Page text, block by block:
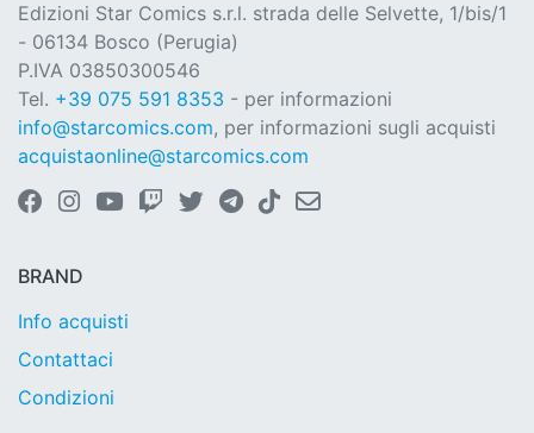
Edizioni Star Comics s.r.l. strada delle Selvette, 1/bis/1
- 06134 Bosco (Perugia)
P.IVA 03850300546
Tel. +39 075 591 8353 - per informazioni
info@starcomics.com, per informazioni sugli acquisti
acquistaonline@starcomics.com
BRAND
Info acquisti
Contattaci
Condizioni